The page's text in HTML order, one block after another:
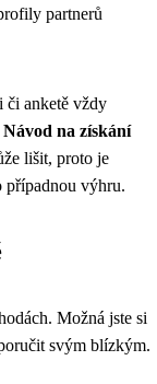
partnerů
či anketě vždy
Návod na získání
lišit, proto je
případnou výhru.
Možná jste si
svým blízkým.